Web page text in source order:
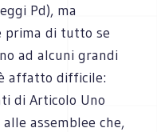
Pd), ma
prima di tutto se
ad alcuni grandi
affatto difficile:
di Articolo Uno
assemblee che,